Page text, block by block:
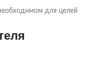
для целей